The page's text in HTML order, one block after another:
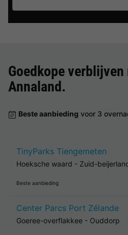
Goedkope verblijven
Annaland.
Beste aanbieding voor 3
TinyParks Tiengemeten
Hoeksche waard - Zuid-
Beste aanbieding
Center Parcs Port Zélande
Goeree-overflakkee - Ouddorp